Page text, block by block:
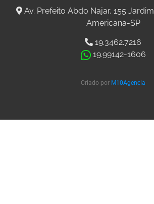
Av. Prefeito Abdo Najar, 155
Americana-SP
19.3462.7216
19.99142-1606
Criado por M10Agencia